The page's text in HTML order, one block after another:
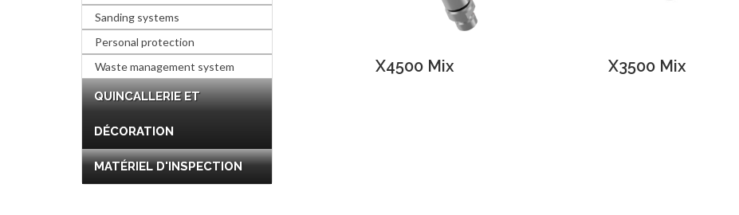
X4500 Mix X3500 Mix
Sanding systems
Personal protection
Waste management system
QUINCALLERIE ET
DÉCORATION
MATÉRIEL D'INSPECTION